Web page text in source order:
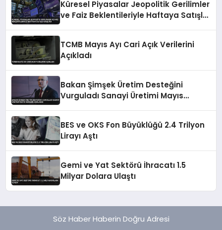
Küresel Piyasalar Jeopolitik Gerilimler
ve Faiz Beklentileriyle Haftaya Satışla
TCMB Mayıs Ayı Cari Açık Verilerini
Açıkladı
Bakan Şimşek Üretim Desteğini
Vurguladı Sanayi Üretimi Mayıs
BES ve OKS Fon Büyüklüğü 2.4 Trilyon
Lirayı Aştı
Gemi ve Yat Sektörü İhracatı 1.5
Milyar Dolara Ulaştı
Söz Haber Haberin Doğru Adresi